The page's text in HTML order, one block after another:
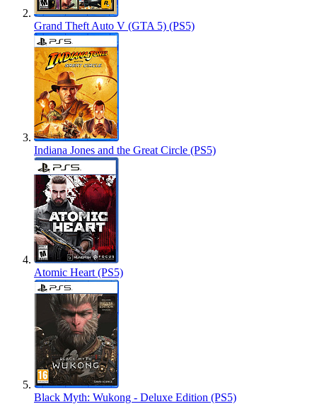
Grand Theft Auto V (GTA 5) (PS5)
Indiana Jones and the Great Circle (PS5)
Atomic Heart (PS5)
Black Myth: Wukong - Deluxe Edition (PS5)